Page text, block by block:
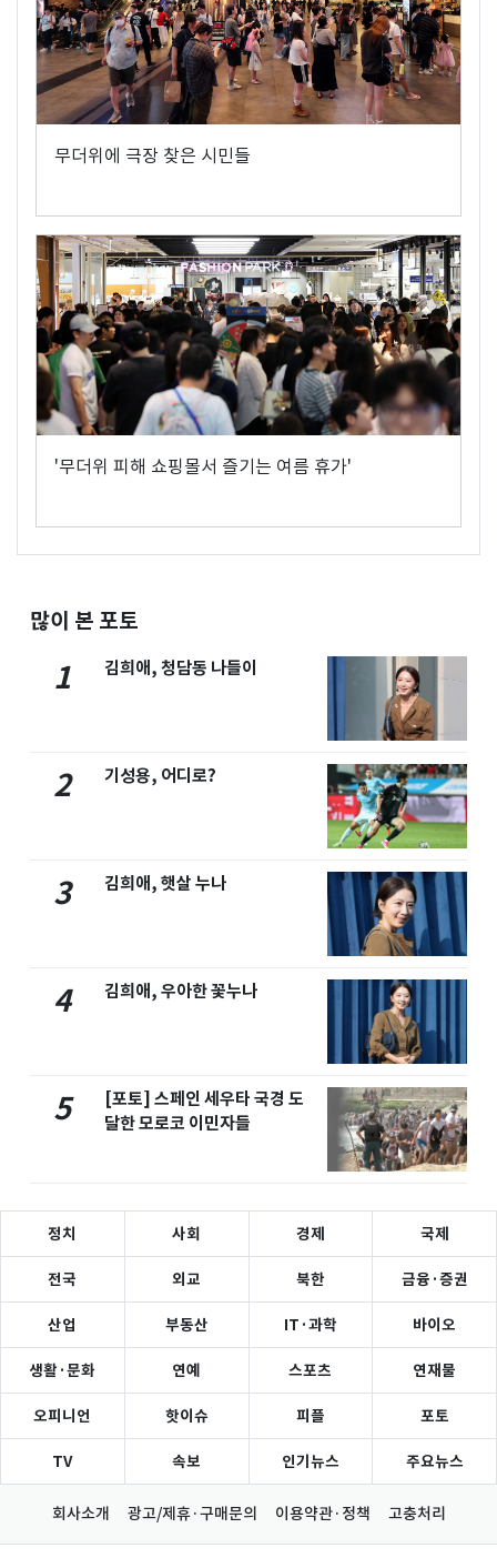
무더위에 극장 찾은 시민들
'무더위 피해 쇼핑몰서 즐기는 여름 휴가'
많이 본 포토
1 김희애, 청담동 나들이
2 기성용, 어디로?
3 김희애, 햇살 누나
4 김희애, 우아한 꽃누나
5
[포토] 스페인 세우타 국경 도
달한 모로코 이민자들
정치 사회 경제 국제
전국 외교 북한 금융·증권
산업 부동산 IT·과학 바이오
생활·문화 연예 스포츠 연재물
오피니언 핫이슈 피플 포토
TV 속보 인기뉴스 주요뉴스
회사소개 광고/제휴·구매문의 이용약관·정책 고충처리